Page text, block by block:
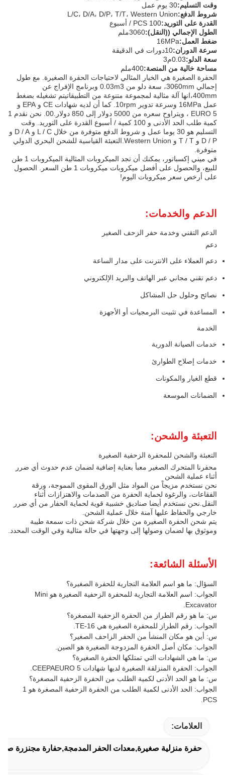
وقت التسليم:30 يوم عمل
شروط الدفع:L/C، D/A، D/P، T/T، Western Union
القدرة على التوريد:100 PCS / أسبوع
الطول الإجمالي ((النقل):3060ملم
ضغط العمل:16MPa
سرعة الدوران:10دورات في الدقيقة
سعة الدلو:0.03م3
مساحة خالية من المنصة:400ملم
الحفرة الصغيرة هي الخيار المثالي لاحتياجات الحفرة الصغيرة. مع طول
إجمالي 3060mm، سعة دلو من 0.03m3 وبرنامج الإفراج عن
400mm،انها آلة مثالية لمجموعة متنوعة من التطبيقاتيتم تشغيله بضغط
عمل 16MPa وسرعة تدوير 10rpm. كما أن لديه شهادات CE و EPA و
EURO 5 ، ويتراوح سعره من 5000 دولار إلى 850 دولار.00. نحن نقدم 1
كمية طلب الحد الأدنى و 100 كمية / أسبوع القدرة على التوريد. وقت
التسليم هو 30 يوما عمل و شروط الدفع متوفرة من خلال L / C و D / A و
D / P و T / T و Western Union.التعبئة القياسية للشحن البحري الدولي
متوفرة.
في ميني إكسباتور، يمكنك أن تجد الميكروبات المثالية الميكروبات 1 طن
للبيع، والحصول على أفضل ميكروبات ميكروبات 1 طن السعر. الحصول
على أرخص سعر ميكروبات اليوم!
الدعم والخدمات:
الدعم التقني وخدمة حفر الزحف الصغير
دعم
دعم العملاء على الانترنت على مدار الساعة
دعم تقني مجاني عبر الهاتف والبريد الإلكتروني
نصائح وحلول حل المشاكل
المساعدة في تثبيت البرمجيات أو الأجهزة
الخدمة
خدمات الصيانة الدورية
خدمات إصلاح الطوارئ
قطع الغيار والمكونات
الضمانات الموسعة
التعبئة والشحن:
التعبئة والشحن للمحفرة الزحفية الصغيرة
محفرنا المتحرك الصغير معبأ بعناية إضافية لضمان عدم حدوث أي ضرر
أثناء عملية الشحن
نحن نستخدم مزيجاً من المواد مثل الورق المقوى المموجة، ورقة
الفقاعات، والرغوة لحماية الحفرة من الصدمات والاهتزازات أثناء
النقل.نحن نستخدم أيضا صناديق خشبية قوية لحماية الحفار من أي ضرر
خارجي والحفاظ عليها آمنة خلال عملية الشحن.
يتم شحن الحفرة الصغيرة من خلال شركة شحن ذات سمعة طيبة
وموثوق بها لضمان وصولها إلى وجهتها في حالة مثالية وفي الوقت المحدد.
الأسئلة الشائعة:
السؤال: ما هو اسم العلامة التجارية للحفرة الصغيرة؟
الجواب: اسم العلامة التجارية للمحفرة الزحفية الصغيرة هو Mini
Excavator.
س: ما هو رقم الطراز من الحفرة الزحفية المصغرة؟
الجواب: رقم الطراز للمحفرة الصغيرة هي TE-16.
س: أين هو مكان المنشأ من الحفر الزاحف الصغير؟
الجواب: مكان أصل الحفرة المزدوجة الصغيرة هو الصين.
س: ما هي الشهادات التي تمتلكها الحفرة الصغيرة؟
الجواب: الحفرة المنزلقة الصغيرة لديها شهادات CEEPAEURO 5.
س: ما هو الحد الأدنى لكمية الطلب من الحفرة الزحفية المصغرة؟
الجواب: الحد الأدنى لكمية الطلب من الحفرة الزحفية المصغرة هو 1
PCS.
العلامات:
حفرة منزلية صغيرة,معدات الحفر المدمجة,حفارة مجنزرة